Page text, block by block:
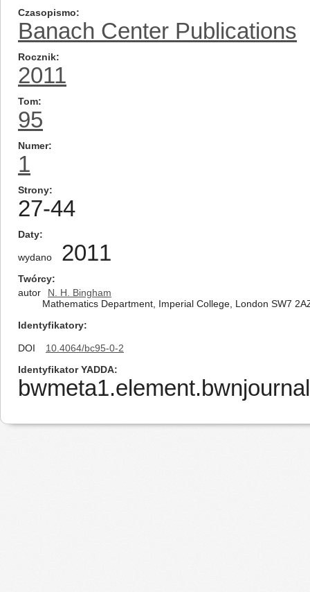
Czasopismo
Banach Center Publications
Rocznik
2011
Tom
95
Numer
1
Strony
27-44
Daty
wydano 2011
Twórcy
autor
N. H. Bingham
Mathematics Department, Imperial College, London SW7
Identyfikatory
DOI
10.4064/bc95-0-2
Identyfikator YADDA